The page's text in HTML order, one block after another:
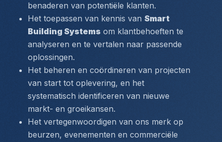
benaderen van potentiële klanten.
Het toepassen van kennis van Smart
Building Systems om klantbehoeften te
analyseren en te vertalen naar passende
oplossingen.
Het beheren en coördineren van projecten
van start tot oplevering, en het
systematisch identificeren van nieuwe
markt- en groeikansen.
Het vertegenwoordigen van ons merk op
beurzen, evenementen en commerciële